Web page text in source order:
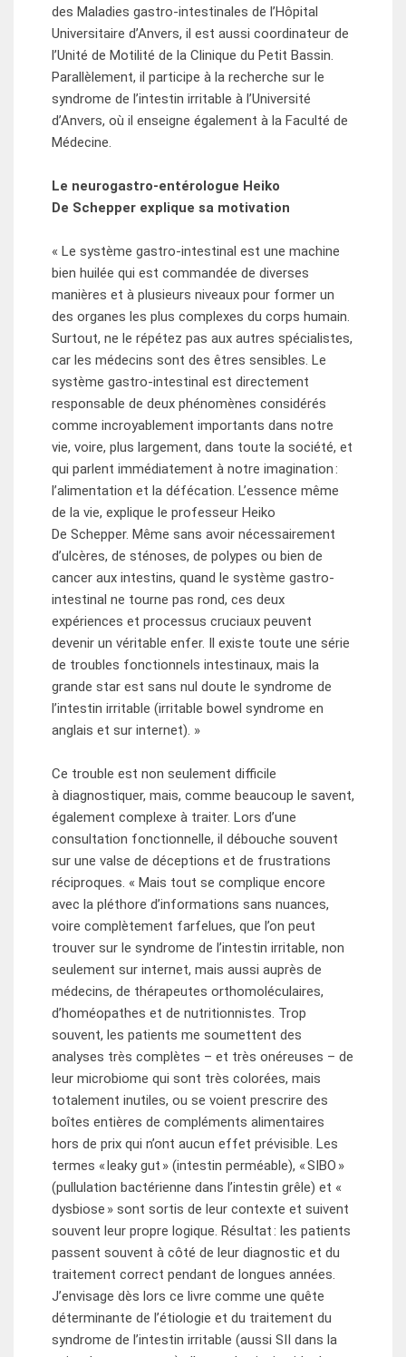
des Maladies gastro-intestinales de l’Hôpital
Universitaire d’Anvers, il est aussi coordinateur de
l’Unité de Motilité de la Clinique du Petit Bassin.
Parallèlement, il participe à la recherche sur le
syndrome de l’intestin irritable à l’Université
d’Anvers, où il enseigne également à la Faculté de
Médecine.
Le neurogastro-entérologue Heiko
De Schepper explique sa motivation
« Le système gastro-intestinal est une machine
bien huilée qui est commandée de diverses
manières et à plusieurs niveaux pour former un
des organes les plus complexes du corps humain.
Surtout, ne le répétez pas aux autres spécialistes,
car les médecins sont des êtres sensibles. Le
système gastro-intestinal est directement
responsable de deux phénomènes considérés
comme incroyablement importants dans notre
vie, voire, plus largement, dans toute la société, et
qui parlent immédiatement à notre imagination :
l’alimentation et la défécation. L’essence même
de la vie, explique le professeur Heiko
De Schepper. Même sans avoir nécessairement
d’ulcères, de sténoses, de polypes ou bien de
cancer aux intestins, quand le système gastro-
intestinal ne tourne pas rond, ces deux
expériences et processus cruciaux peuvent
devenir un véritable enfer. Il existe toute une série
de troubles fonctionnels intestinaux, mais la
grande star est sans nul doute le syndrome de
l’intestin irritable (irritable bowel syndrome en
anglais et sur internet). »
Ce trouble est non seulement difficile
à diagnostiquer, mais, comme beaucoup le savent,
également complexe à traiter. Lors d’une
consultation fonctionnelle, il débouche souvent
sur une valse de déceptions et de frustrations
réciproques. « Mais tout se complique encore
avec la pléthore d’informations sans nuances,
voire complètement farfelues, que l’on peut
trouver sur le syndrome de l’intestin irritable, non
seulement sur internet, mais aussi auprès de
médecins, de thérapeutes orthomoléculaires,
d’homéopathes et de nutritionnistes. Trop
souvent, les patients me soumettent des
analyses très complètes – et très onéreuses – de
leur microbiome qui sont très colorées, mais
totalement inutiles, ou se voient prescrire des
boîtes entières de compléments alimentaires
hors de prix qui n’ont aucun effet prévisible. Les
termes « leaky gut » (intestin perméable), « SIBO »
(pullulation bactérienne dans l’intestin grêle) et «
dysbiose » sont sortis de leur contexte et suivent
souvent leur propre logique. Résultat : les patients
passent souvent à côté de leur diagnostic et du
traitement correct pendant de longues années.
J’envisage dès lors ce livre comme une quête
déterminante de l’étiologie et du traitement du
syndrome de l’intestin irritable (aussi SII dans la